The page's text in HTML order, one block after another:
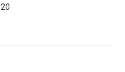
20